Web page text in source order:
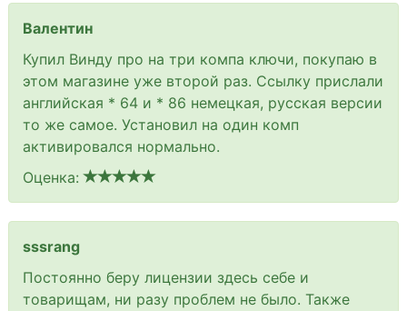
Валентин
Купил Винду про на три компа ключи, покупаю в
этом магазине уже второй раз. Ссылку прислали
английская * 64 и * 86 немецкая, русская версии
то же самое. Установил на один комп
активировался нормально.
Оценка:
sssrang
Постоянно беру лицензии здесь себе и
товарищам, ни разу проблем не было. Также